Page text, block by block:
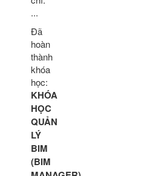
...
Đã
hoàn
thành
khóa
học:
KHÓA
HỌC
QUẢN
LÝ
BIM
(BIM